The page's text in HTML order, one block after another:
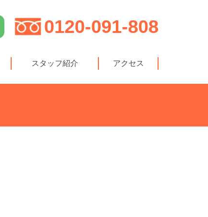
0120-091-808
スタッフ紹介 アクセス